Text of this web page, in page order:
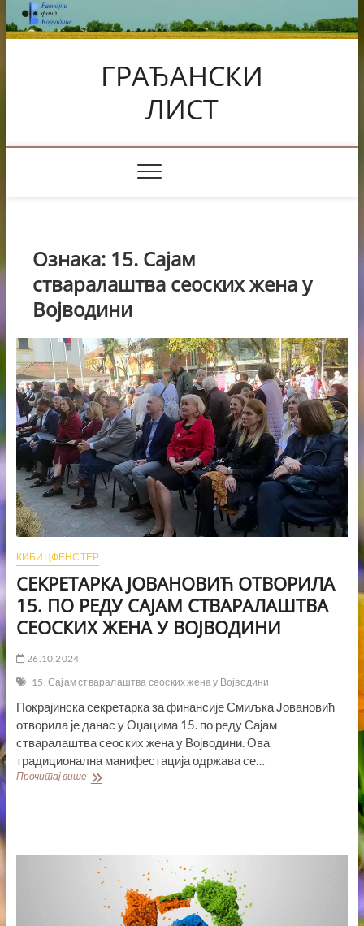
Skip
to
content
ГРАЂАНСКИ
ЛИСТ
Ознака: 15. Сајам
стваралаштва сеоских жена у
Војводини
КИБИЦФЕНСТЕР
СЕКРЕТАРКА ЈОВАНОВИЋ ОТВОРИЛА
15. ПО РЕДУ САЈАМ СТВАРАЛАШТВА
СЕОСКИХ ЖЕНА У ВОЈВОДИНИ
26.10.2024
15. Сајам стваралаштва сеоских жена у Војводини
Покрајинска секретарка за финансије Смиљка Јовановић
отворила је данас у Оџацима 15. по реду Сајам
стваралаштва сеоских жена у Војводини. Ова
традиционална манифестација одржава се…
Прочитај вишеСЕКРЕТАРКА
САЈАМ
СТВАРАЛАШТВА
СЕОСКИХ
ЖЕНА